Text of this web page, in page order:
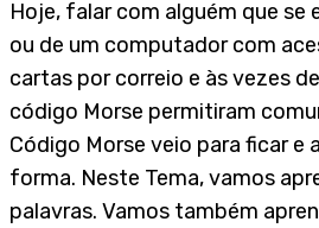
Hoje, falar com alguém que
ou de um computador com
cartas por correio e às vezes
código Morse permitiram
Código Morse veio para ficar
forma. Neste Tema, vamos
palavras. Vamos também